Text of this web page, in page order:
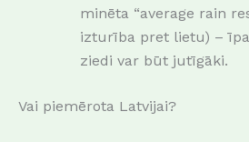
minēta “average rain
izturība pret lietu) –
ziedi var būt jutīgāki.
Vai piemērota Latvijai?